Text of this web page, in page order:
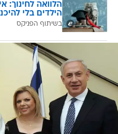
הלוואה לחינוך:
הילדים בלי
בשיתוף הפניקס